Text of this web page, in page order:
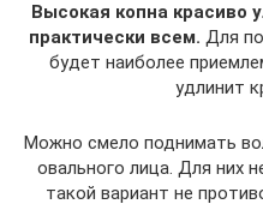
Высокая копна красиво
практически всем. Для
будет наиболее
удлинит
Можно смело поднимать
овального лица. Для них
такой вариант не